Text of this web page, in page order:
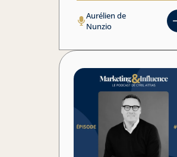
Aurélien de
Nunzio